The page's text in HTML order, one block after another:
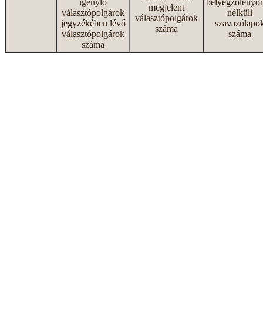
igénylő
választópolgárok
jegyzékében lévő
választópolgárok
száma
megjelent
választópolgárok
száma
nélküli
száma